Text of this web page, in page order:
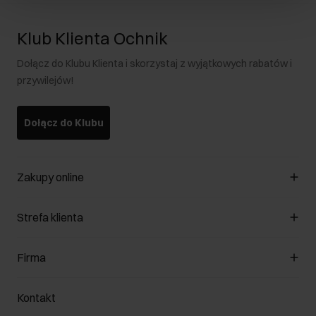
Klub Klienta Ochnik
Dołącz do Klubu Klienta i skorzystaj z wyjątkowych rabatów i
przywilejów!
Dołącz do Klubu
Zakupy online
Zarządzaj cookies
Formy płatności
Jak dokonać zwrotu?
Strefa klienta
Klub Klienta
Zwróć produkty
Firma
O nas
Kontakt